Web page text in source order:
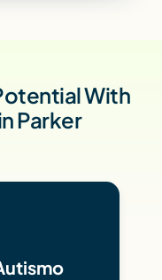
With
Parker